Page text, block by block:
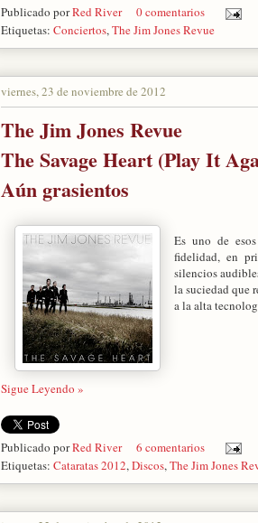
Publicado porRed River
0 comentarios
Etiquetas: Conciertos,The Jim Jones Revue
viernes, 23 de noviembre de 2012
The Jim Jones Revue
The Savage Heart (Play It
Aún grasientos
Es uno de
fidelidad, en
silencios
la suciedad que
a la alta
Sigue Leyendo »
Publicado porRed River
6 comentarios
Etiquetas: Cataratas 2012, Discos, The Jim Jones